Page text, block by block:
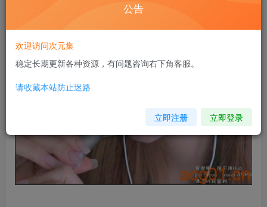
公告
欢迎访问次元集
稳定长期更新各种资源，有问题咨询右下角客服。
请收藏本站防止迷路
立即注册 立即登录